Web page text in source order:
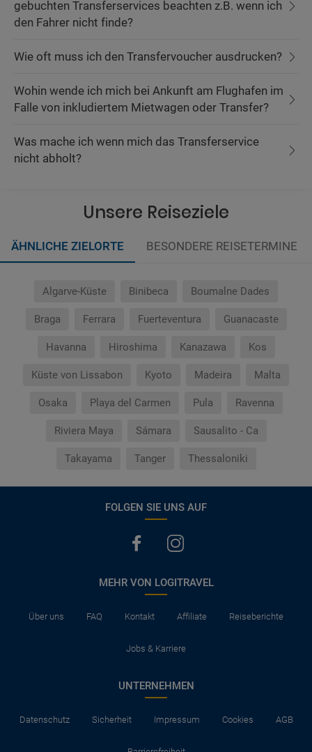
gebuchten Transferservices beachten z.B. wenn ich
den Fahrer nicht finde?
Wie oft muss ich den Transfervoucher ausdrucken?
Wohin wende ich mich bei Ankunft am Flughafen im
Falle von inkludiertem Mietwagen oder Transfer?
Was mache ich wenn mich das Transferservice
nicht abholt?
Unsere Reiseziele
ÄHNLICHE ZIELORTE BESONDERE REISETERMINE
Algarve-Küste Binibeca Boumalne Dades
Braga Ferrara Fuerteventura Guanacaste
Havanna Hiroshima Kanazawa Kos
Küste von Lissabon Kyoto Madeira Malta
Osaka Playa del Carmen Pula Ravenna
Riviera Maya Sámara Sausalito - Ca
Takayama Tanger Thessaloniki
FOLGEN SIE UNS AUF
MEHR VON LOGITRAVEL
Über uns FAQ Kontakt Affiliate Reiseberichte
Jobs & Karriere
UNTERNEHMEN
Datenschutz Sicherheit Impressum Cookies AGB